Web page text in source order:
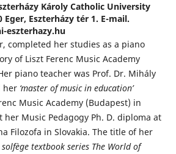
Károly Catholic University
Eszterházy tér 1. E-mail.
eszterhazy.hu
completed her studies as a piano
of Liszt Ferenc Music Academy
piano teacher was Prof. Dr. Mihály
her ‘master of music in education’
Music Academy (Budapest) in
her Music Pedagogy Ph. D. diploma at
Filozofa in Slovakia. The title of her
solfège textbook series The World of